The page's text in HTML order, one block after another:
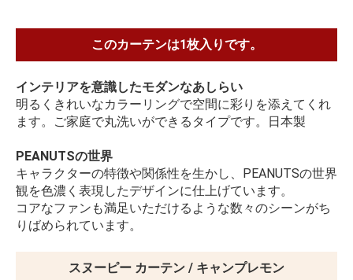
このカーテンは1枚入りです。
インテリアを意識したモダンなあしらい
明るくきれいなカラーリングで空間に彩りを添えてくれ
ます。ご家庭で丸洗いができるタイプです。日本製
PEANUTSの世界
キャラクターの特徴や関係性を生かし、PEANUTSの世界
観を色濃く表現したデザインに仕上げています。
コアなファンも満足いただけるような数々のシーンがち
りばめられています。
スヌーピー カーテン / キャンプレモン